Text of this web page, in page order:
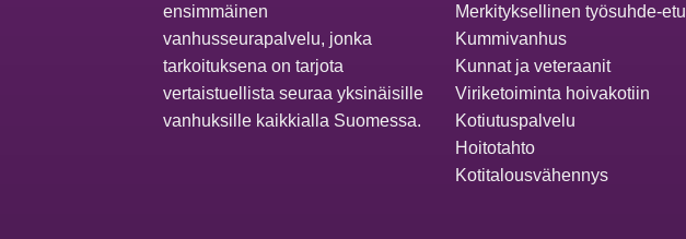
ensimmäinen
vanhusseurapalvelu, jonka
tarkoituksena on tarjota
vertaistuellista seuraa yksinäisille
vanhuksille kaikkialla Suomessa.
Merkityksellinen työsuhde-etu
Kummivanhus
Kunnat ja veteraanit
Viriketoiminta hoivakotiin
Kotiutuspalvelu
Hoitotahto
Kotitalousvähennys